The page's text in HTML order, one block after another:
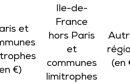
et
€)
Ile-de-
France
hors Paris
et
communes
limitrophes
(en